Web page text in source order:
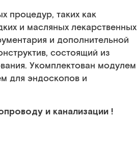
процедур, таких как
и масляных лекарственных
и дополнительной
состоящий из
Укомплектован модулем
для эндоскопов и
и канализации !